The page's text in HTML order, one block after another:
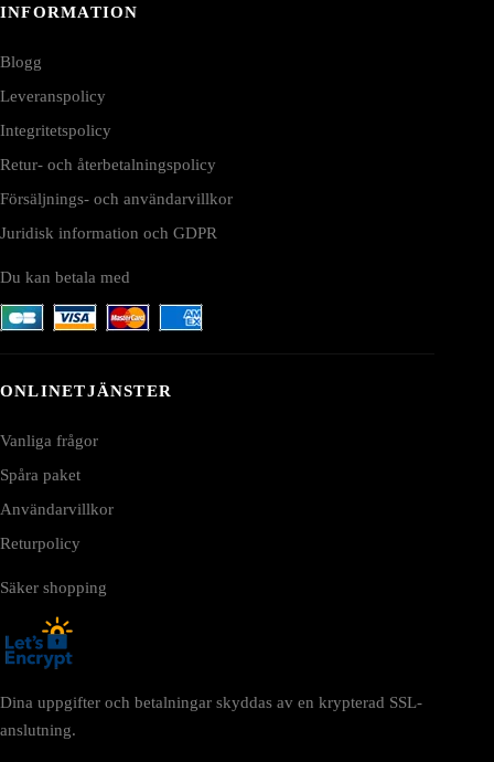
INFORMATION
Blogg
Leveranspolicy
Integritetspolicy
Retur- och återbetalningspolicy
Försäljnings- och användarvillkor
Juridisk information och GDPR
Du kan betala med
ONLINETJÄNSTER
Vanliga frågor
Spåra paket
Användarvillkor
Returpolicy
Säker shopping
Dina uppgifter och betalningar skyddas av en krypterad SSL-
anslutning.